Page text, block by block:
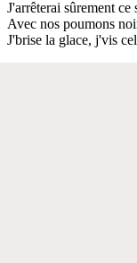
J'arrêterai sûrement
Avec nos poumons
J'brise la glace, j'vis